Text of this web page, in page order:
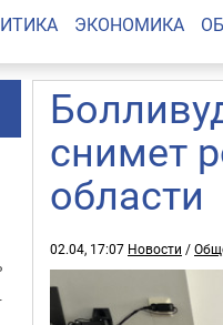
ЭКОНОМИКА
снимет
области
02.04, 17:07 Новости /